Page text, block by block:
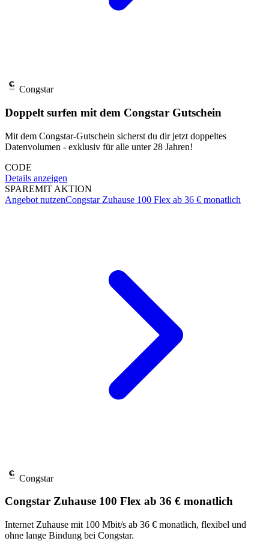
Congstar
Doppelt surfen mit dem Congstar Gutschein
Mit dem Congstar-Gutschein sicherst du dir jetzt doppeltes
Datenvolumen - exklusiv für alle unter 28 Jahren!
CODE
Details anzeigen
SPAREMIT AKTION
Angebot nutzenCongstar Zuhause 100 Flex ab 36 € monatlich
Congstar
Congstar Zuhause 100 Flex ab 36 € monatlich
Internet Zuhause mit 100 Mbit/s ab 36 € monatlich, flexibel und
ohne lange Bindung bei Congstar.